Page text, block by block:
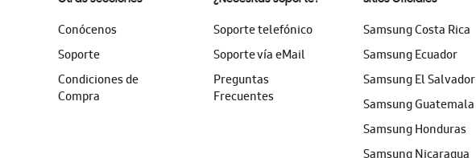
Conócenos
Soporte
Condiciones de
Compra
Soporte telefónico
Soporte vía eMail
Preguntas
Frecuentes
Samsung Costa Rica
Samsung Ecuador
Samsung El Salvador
Samsung Guatemala
Samsung Honduras